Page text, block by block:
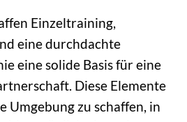
Einzeltraining,
eine durchdachte
eine solide Basis für eine
Diese Elemente
Umgebung zu schaffen, in